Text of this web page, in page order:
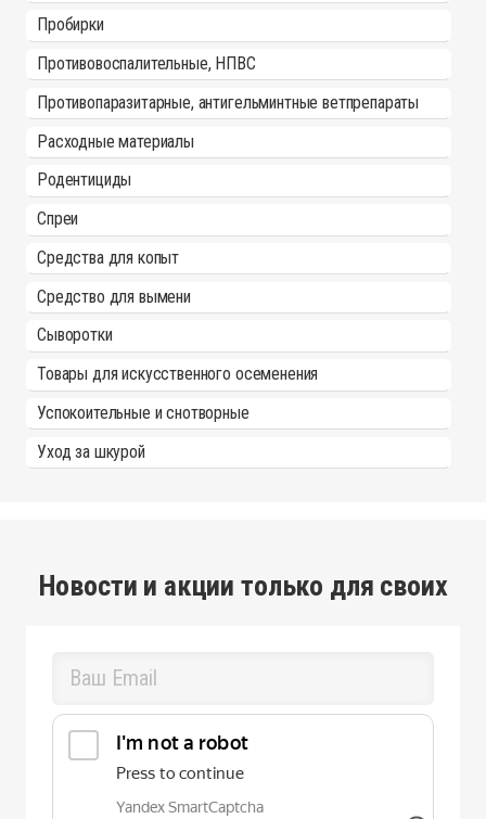
Пробирки
Противовоспалительные, НПВС
Противопаразитарные, антигельминтные ветпрепараты
Расходные материалы
Родентициды
Спреи
Средства для копыт
Средство для вымени
Сыворотки
Товары для искусственного осеменения
Успокоительные и снотворные
Уход за шкурой
Новости и акции только для своих